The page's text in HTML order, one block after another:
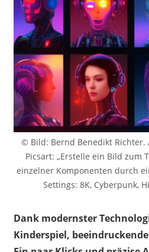
© Bild: Bernd Benedikt Richter.
Picsart: „Erstelle ein Bild zum
einzelner Komponenten durch
Settings: 8K, Cyberpunk,
Dank modernster
Kinderspiel,